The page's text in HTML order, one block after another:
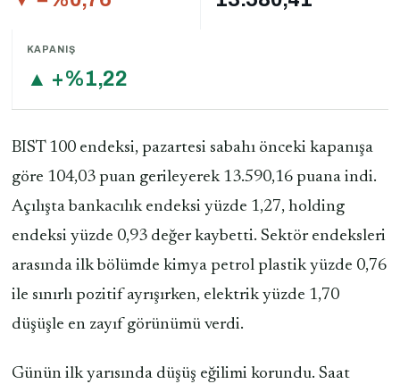
KAPANIŞ
▲ +%1,22
BIST 100 endeksi, pazartesi sabahı önceki kapanışa
göre 104,03 puan gerileyerek 13.590,16 puana indi.
Açılışta bankacılık endeksi yüzde 1,27, holding
endeksi yüzde 0,93 değer kaybetti. Sektör endeksleri
arasında ilk bölümde kimya petrol plastik yüzde 0,76
ile sınırlı pozitif ayrışırken, elektrik yüzde 1,70
düşüşle en zayıf görünümü verdi.
Günün ilk yarısında düşüş eğilimi korundu. Saat